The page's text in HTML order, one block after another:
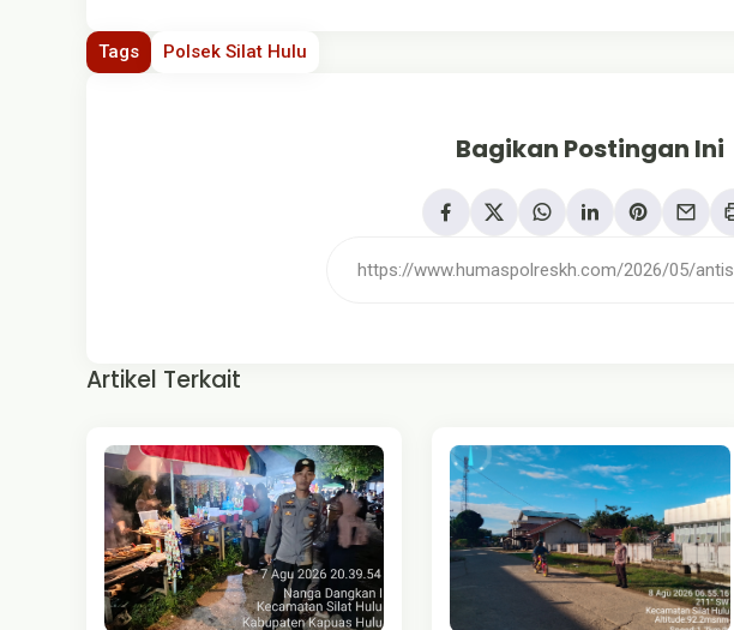
Tags Polsek Silat Hulu
Bagikan Postingan Ini
Artikel Terkait